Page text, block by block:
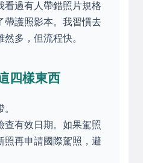
看過有人帶錯照片規格
帶護照影本。我習慣去
多，但流程快。
四樣東西
查有效日期。如果駕照
照再申請國際駕照，避